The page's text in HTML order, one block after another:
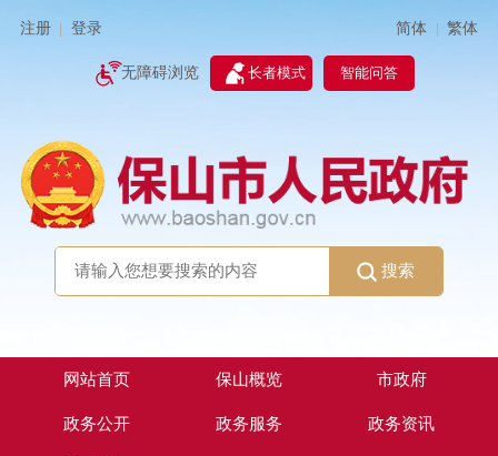
注册 登录 简体 | 繁体
无障碍浏览 长者模式 智能问答
搜索
网站首页 保山概览 市政府
政务公开 政务服务 政务资讯